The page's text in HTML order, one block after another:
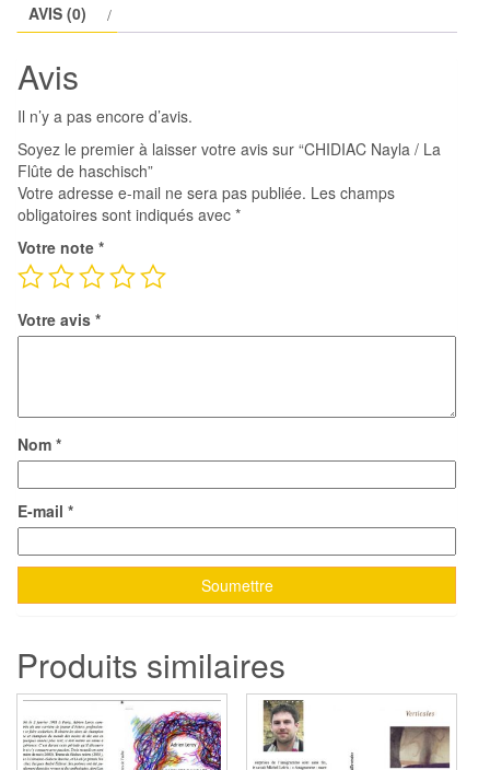
La
de
AVIS (0)
Avis
Il n’y a pas encore d’avis.
Soyez le premier à laisser votre avis sur “CHIDIAC Nayla / La
Flûte de haschisch”
Votre adresse e-mail ne sera pas publiée. Les champs
obligatoires sont indiqués avec *
Votre note *
Votre avis *
Nom *
E-mail *
Produits similaires